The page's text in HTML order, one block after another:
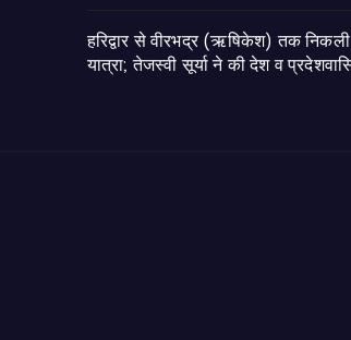
​हरिद्वार से वीरभद्र (ऋषिकेश) तक
यात्रा; तेजस्वी सूर्या ने की देश व